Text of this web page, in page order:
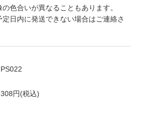
色合いが異なることもあります。
日内に発送できない場合はご連絡さ
PS022
308円(税込)